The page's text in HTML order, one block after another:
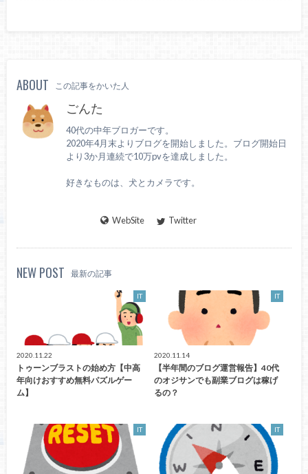
ABOUT この記事をかいた人
ごんた
40代の中年ブロガーです。
2020年4月末よりブログを開始しました。ブログ開始日
より3か月連続で10万pvを達成しました。
好きなものは、犬とカメラです。
WebSite Twitter
NEW POST 最新の記事
IT
2020.11.22
トゥーンブラストの始め方【中高
年向けおすすめ無料パズルゲー
ム】
IT
2020.11.14
【半年間のブログ運営報告】40代
のオジサンでも副業ブログは稼げ
るの？
IT IT